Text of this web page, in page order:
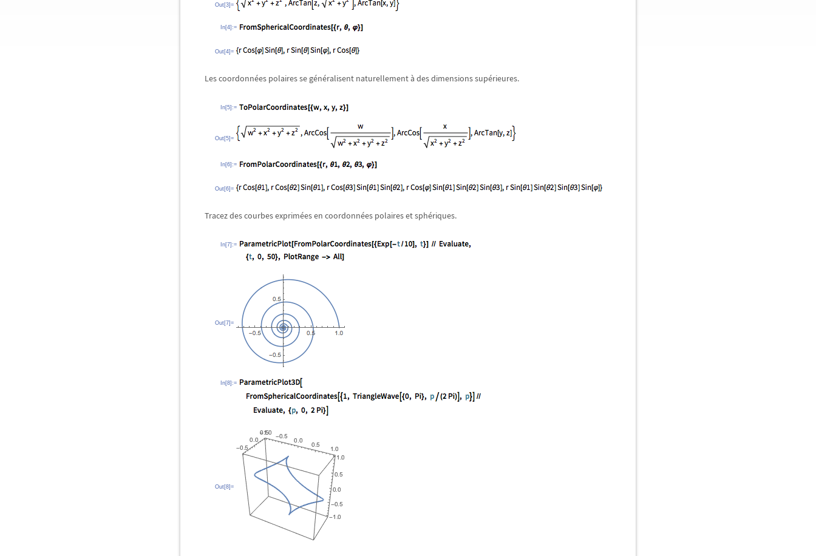
Out[3]=
In[4]:=
Out[4]=
Les coordonnées polaires se généralisent naturellement à des dimensions supérieures.
In[5]:=
Out[5]=
In[6]:=
Out[6]=
Tracez des courbes exprimées en coordonnées polaires et sphériques.
In[7]:=
Out[7]=
In[8]:=
Out[8]=